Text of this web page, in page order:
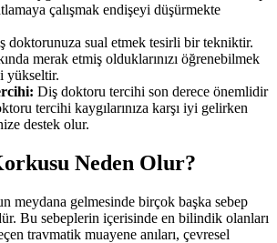
çalışmak endişeyi düşürmekte
doktorunuza sual etmek tesirli bir tekniktir.
merak etmiş olduklarınızı öğrenebilmek
yükseltir.
Diş doktoru tercihi son derece önemlidir
tercihi kaygılarınıza karşı iyi gelirken
destek olur.
Neden Olur?
meydana gelmesinde birçok başka sebep
Bu sebeplerin içerisinde en bilindik olanları
travmatik muayene anıları, çevresel